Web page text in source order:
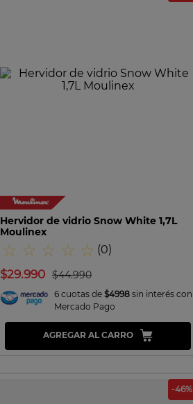
Hervidor de vidrio Snow White 1,7L
Moulinex
☆ ☆ ☆ ☆ ☆ (0)
$44.990
$29.990
6 cuotas de $4998 sin interés con
Mercado Pago
AGREGAR AL CARRO
-46%